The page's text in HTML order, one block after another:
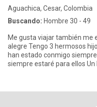
Aguachica, Cesar, Colombia
Buscando: Hombre 30 - 49
Me gusta viajar también
alegre Tengo 3 hermosos hijos que son mi vida a pesar que no
han estado conmigo